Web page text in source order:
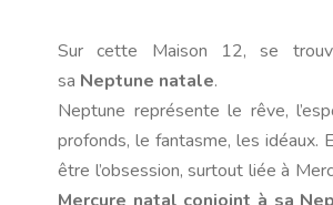
Sur cette Maison 12, se
sa Neptune natale.
Neptune représente le rêve,
profonds, le fantasme, les idéaux.
être l’obsession, surtout liée à